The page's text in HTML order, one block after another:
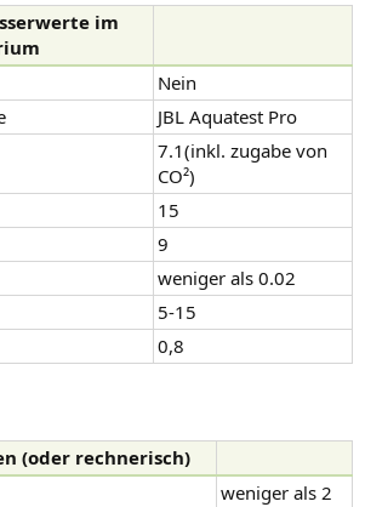
im
Nein
JBL Aquatest Pro
7.1(inkl. zugabe von
CO²)
15
9
weniger als 0.02
5-15
0,8
(oder rechnerisch)
weniger als 2